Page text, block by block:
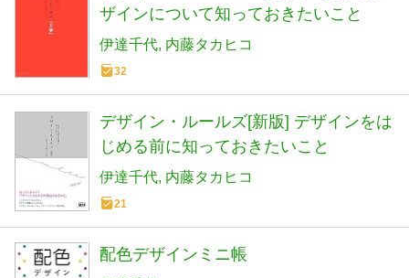
ザインについて知っておきたいこと
伊達千代 内藤タカヒコ
32
デザイン・ルールズ[新版] デザインをは
じめる前に知っておきたいこと
伊達千代 内藤タカヒコ
21
配色デザインミニ帳